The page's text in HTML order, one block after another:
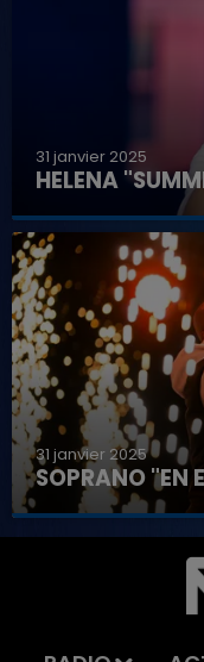
31 janvier 2025
HELENA
31 janvier 2025
SOPRANO "EN